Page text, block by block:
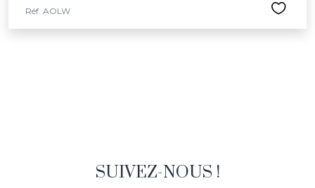
Réf. AOLW
SUIVEZ-NOUS !